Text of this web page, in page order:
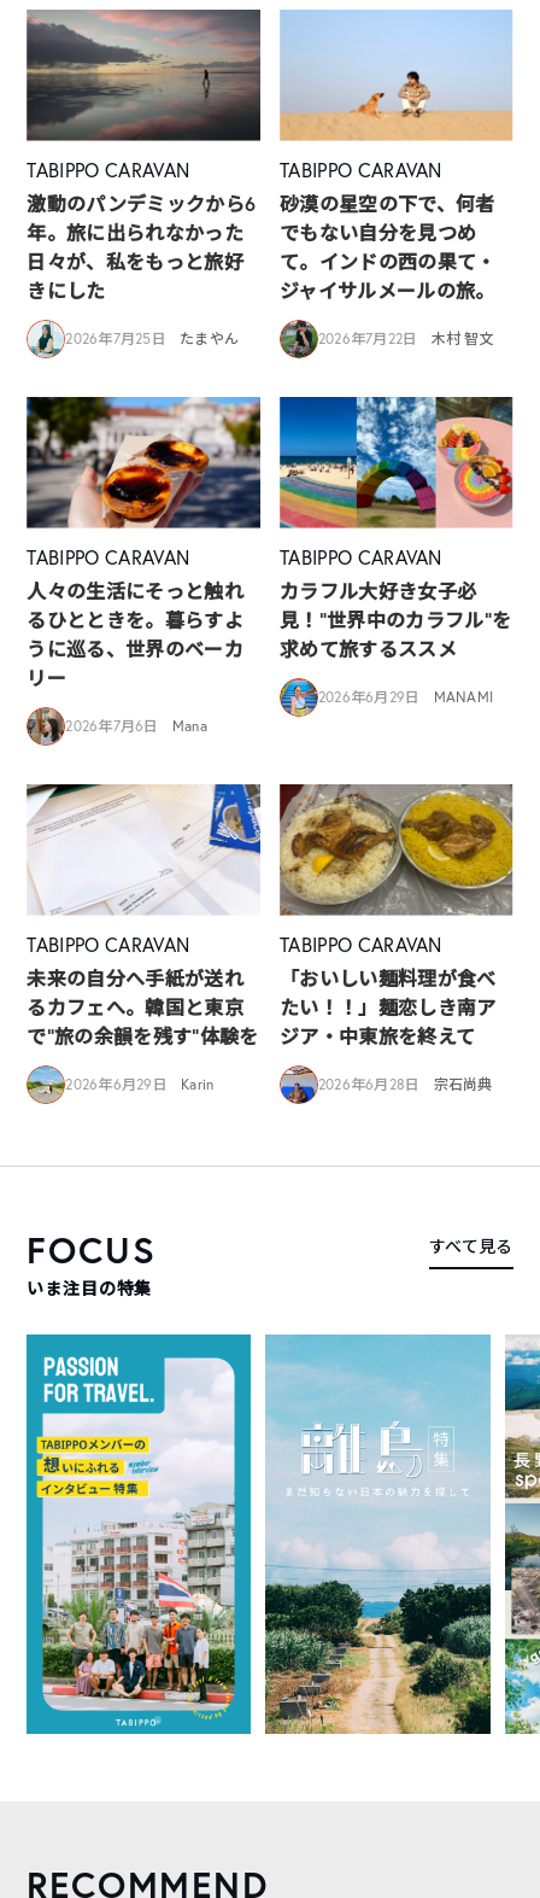
TABIPPO CARAVAN
激動のパンデミックから6
年。旅に出られなかった
日々が、私をもっと旅好
きにした
2026年7月25日 たまやん
TABIPPO CARAVAN
砂漠の星空の下で、何者
でもない自分を見つめ
て。インドの西の果て・
ジャイサルメールの旅。
2026年7月22日 木村 智文
TABIPPO CARAVAN
人々の生活にそっと触れ
るひとときを。暮らすよ
うに巡る、世界のベーカ
リー
2026年7月6日 Mana
TABIPPO CARAVAN
カラフル大好き女子必
見！”世界中のカラフル”を
求めて旅するススメ
2026年6月29日 MANAMI
TABIPPO CARAVAN
未来の自分へ手紙が送れ
るカフェへ。韓国と東京
で“旅の余韻を残す”体験を
2026年6月29日 Karin
TABIPPO CARAVAN
「おいしい麺料理が食べ
たい！！」麺恋しき南ア
ジア・中東旅を終えて
2026年6月28日 宗石尚典
FOCUS
いま注目の特集
すべて見る
RECOMMEND